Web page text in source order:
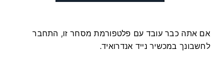
אם אתה כבר עובד עם פלטפורמת מסחר זו, התחבר
לחשבונך במכשיר נייד אנדרואיד.